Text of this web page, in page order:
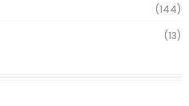
(144)
(13)